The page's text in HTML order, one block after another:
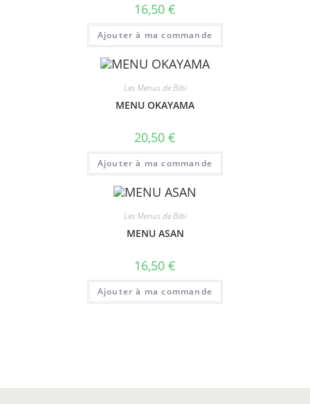
16,50 €
Ajouter à ma commande
Les Menus de Bibi
MENU OKAYAMA
20,50 €
Ajouter à ma commande
Les Menus de Bibi
MENU ASAN
16,50 €
Ajouter à ma commande